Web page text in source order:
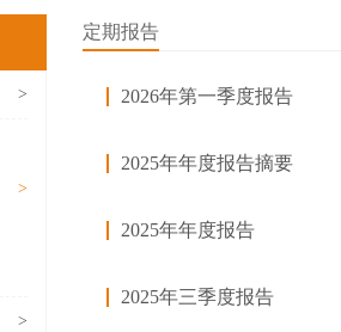
>
>
>
定期报告
2026年第一季度报告
2025年年度报告摘要
2025年年度报告
2025年三季度报告